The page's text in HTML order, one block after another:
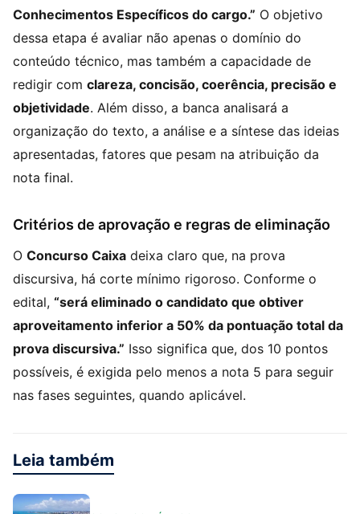
Conhecimentos Específicos do cargo.” O objetivo
dessa etapa é avaliar não apenas o domínio do
conteúdo técnico, mas também a capacidade de
redigir com clareza, concisão, coerência, precisão e
objetividade. Além disso, a banca analisará a
organização do texto, a análise e a síntese das ideias
apresentadas, fatores que pesam na atribuição da
nota final.
Critérios de aprovação e regras de eliminação
O Concurso Caixa deixa claro que, na prova
discursiva, há corte mínimo rigoroso. Conforme o
edital, “será eliminado o candidato que obtiver
aproveitamento inferior a 50% da pontuação total da
prova discursiva.” Isso significa que, dos 10 pontos
possíveis, é exigida pelo menos a nota 5 para seguir
nas fases seguintes, quando aplicável.
Leia também